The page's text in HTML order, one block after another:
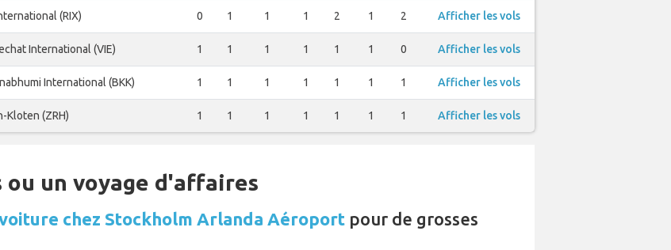
(RIX) 0 1 1 1 2 1 2 Afficher les vols
International (VIE) 1 1 1 1 1 1 0 Afficher les vols
International (BKK) 1 1 1 1 1 1 1 Afficher les vols
Kloten (ZRH) 1 1 1 1 1 1 1 Afficher les vols
ou un voyage d'affaires
chez Stockholm Arlanda Aéroport pour de grosses